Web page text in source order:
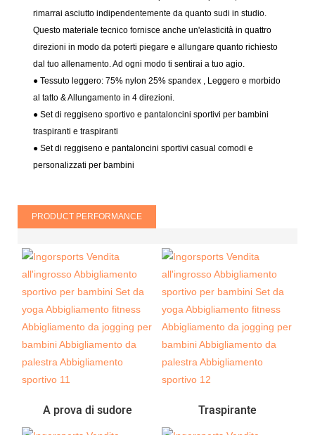
rimarrai asciutto indipendentemente da quanto sudi in studio.
Questo materiale tecnico fornisce anche un'elasticità in quattro
direzioni in modo da poterti piegare e allungare quanto richiesto
dal tuo allenamento. Ad ogni modo ti sentirai a tuo agio.
● Tessuto leggero: 75% nylon 25% spandex , Leggero e morbido
al tatto & Allungamento in 4 direzioni.
●Set di reggiseno sportivo e pantaloncini sportivi per bambini
traspiranti e traspiranti
● Set di reggiseno e pantaloncini sportivi casual comodi e
personalizzati per bambini
PRODUCT PERFORMANCE
A prova di sudore Traspirante